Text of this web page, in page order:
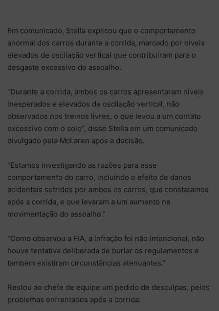
Em comunicado, Stella explicou que o comportamento
anormal dos carros durante a corrida, marcado por níveis
elevados de oscilação vertical que contribuíram para o
desgaste excessivo do assoalho.
“Durante a corrida, ambos os carros apresentaram níveis
inesperados e elevados de oscilação vertical, não
observados nos treinos livres, o que levou a um contato
excessivo com o solo”, disse Stella em um comunicado
divulgado pela McLaren após a decisão.
“Estamos investigando as razões para esse
comportamento do carro, incluindo o efeito de danos
acidentais sofridos por ambos os carros, que constatamos
após a corrida, e que levaram a um aumento na
movimentação do assoalho.”
“Como observou a FIA, a infração foi não intencional, não
houve tentativa deliberada de burlar os regulamentos e
também existiram circunstâncias atenuantes.”
Restou ao chefe de equipe um pedido de desculpas, pelos
problemas enfrentados após a corrida.